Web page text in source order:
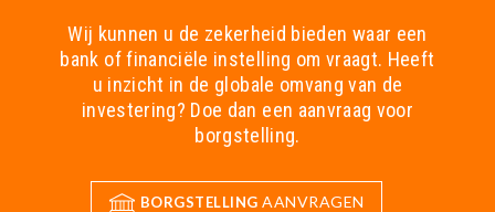
Wij kunnen u de zekerheid bieden waar een
bank of financiële instelling om vraagt. Heeft
u inzicht in de globale omvang van de
investering? Doe dan een aanvraag voor
borgstelling.
BORGSTELLING AANVRAGEN